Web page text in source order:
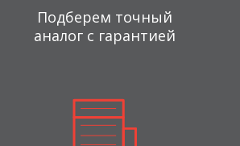
Подберем точный
аналог с гарантией